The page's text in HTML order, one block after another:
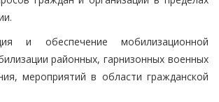
и обеспечение мобилизационной
районных, гарнизонных военных
мероприятий в области гражданской